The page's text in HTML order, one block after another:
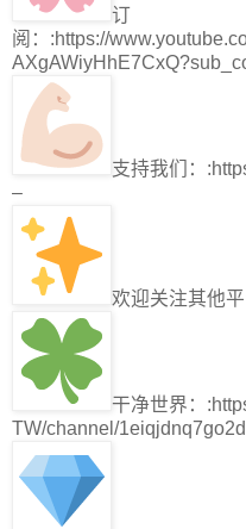
订
阅：:https://
支持我们：
–
欢迎关注其他
干净世界：
TW/channel/